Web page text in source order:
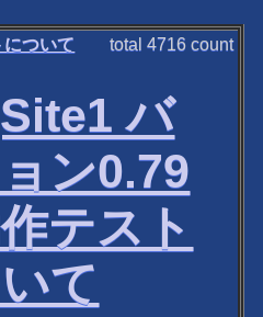
について total4716 count
バ
ン0.79
テスト
て